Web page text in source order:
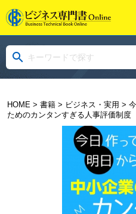
HOME> 書籍> ビジネス・実用 >
ためのカンタンすぎる人事評価制度